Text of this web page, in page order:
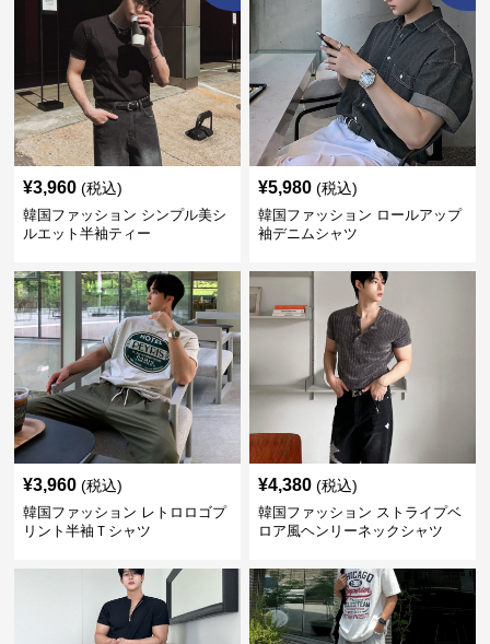
¥3,960 (税込)
韓国ファッション シンプル美シ
ルエット半袖ティー
¥5,980 (税込)
韓国ファッション ロールアップ
袖デニムシャツ
¥3,960 (税込)
韓国ファッション レトロロゴプ
リント半袖Ｔシャツ
¥4,380 (税込)
韓国ファッション ストライプベ
ロア風ヘンリーネックシャツ